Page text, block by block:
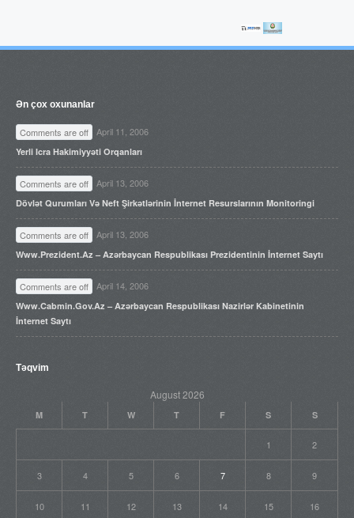
Ən çox oxunanlar
Comments are off April 11, 2006
Yerli Icra Hakimiyyəti Orqanları
Comments are off April 13, 2006
Dövlət Qurumları Və Neft Şirkətlərinin İnternet Resurslarının Monitoringi
Comments are off April 13, 2006
Www.prezident.az – Azərbaycan Respublikası Prezidentinin İnternet Saytı
Comments are off April 14, 2006
Www.cabmin.gov.az – Azərbaycan Respublikası Nazirlər Kabinetinin
İnternet Saytı
Təqvim
August 2026
M T W T F S S
1 2
3 4 5 6 7 8 9
10 11 12 13 14 15 16